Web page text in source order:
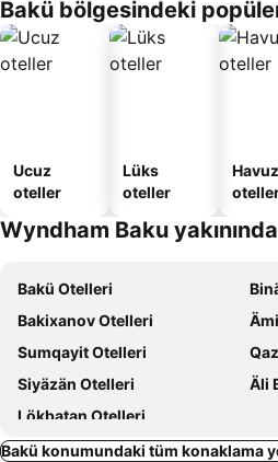
oteller
Apart
Daire
Bakü bölgesindeki
Ucuz
oteller
Lüks
oteller
Wyndham Baku
Bakü Otelleri
Bakixanov Otelleri
Sumqayit Otelleri
Siyäzän Otelleri
Äli
Lökbatan Otelleri
Bakü konumundaki tüm konaklama